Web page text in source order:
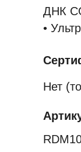
Нет
•
ДНК